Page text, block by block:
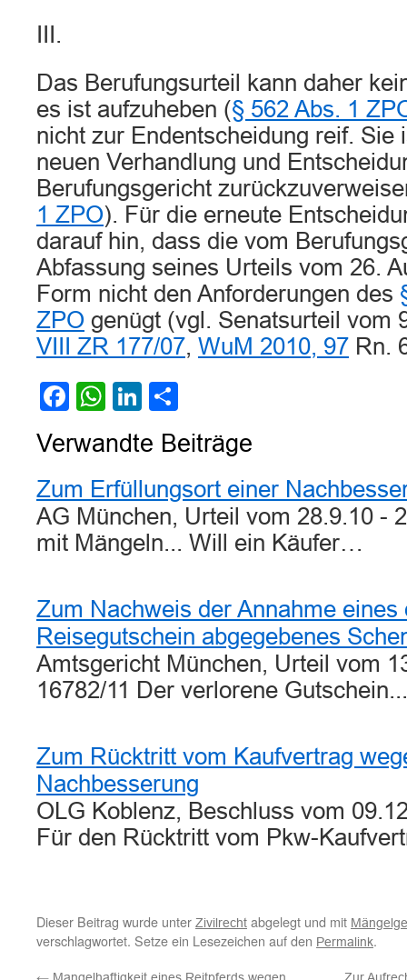
III.
Das Berufungsurteil kann daher
es ist aufzuheben (§ 562 Abs. 1
nicht zur Endentscheidung reif. Sie
neuen Verhandlung und
Berufungsgericht
1 ZPO). Für die erneute
darauf hin, dass die vom
Abfassung seines Urteils vom 26.
Form nicht den Anforderungen des
ZPO genügt (vgl. Senatsurteil vom
VIII ZR 177/07, WuM 2010, 97 Rn.
Facebook
WhatsApp
LinkedIn
Verwandte Beiträge
Zum Erfüllungsort einer
AG München, Urteil vom 28.9.10 -
mit Mängeln... Will ein Käufer…
Zum Nachweis der Annahme eines
Reisegutschein abgegebenes
Amtsgericht München, Urteil vom
16782/11 Der verlorene
Zum Rücktritt vom Kaufvertrag
Nachbesserung
OLG Koblenz, Beschluss vom
Für den Rücktritt vom Pkw-
Dieser Beitrag wurde unter Zivilrecht abgelegt und mit
verschlagwortet. Setze ein Lesezeichen auf den Permalink.